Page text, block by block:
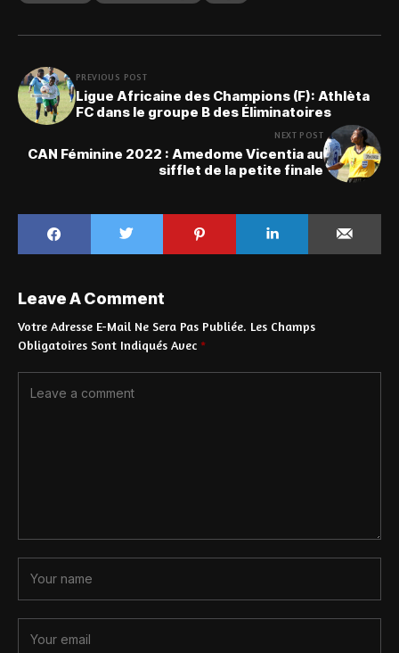
PREVIOUS POST
Ligue Africaine des Champions (F): Athlèta
FC dans le groupe B des Éliminatoires
NEXT POST
CAN Féminine 2022 : Amedome Vicentia au
sifflet de la petite finale
Leave A Comment
Votre Adresse E-Mail Ne Sera Pas Publiée. Les Champs
Obligatoires Sont Indiqués Avec *